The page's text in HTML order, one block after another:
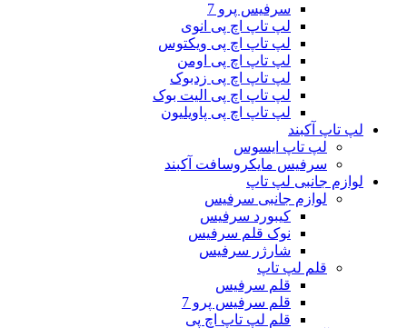
سرفیس پرو 7
لپ تاپ اچ پی انوی
لپ تاپ اچ پی ویکتوس
لپ تاپ اچ پی اومن
لپ تاپ اچ پی زدبوک
لپ تاپ اچ پی الیت بوک
لپ تاپ اچ پی پاویلیون
لپ تاپ آکبند
لپ تاپ ایسوس
سرفیس مایکروسافت آکبند
لوازم جانبی لپ تاپ
لوازم جانبی سرفیس
کیبورد سرفیس
نوک قلم سرفیس
شارژر سرفیس
قلم لپ تاپ
قلم سرفیس
قلم سرفیس پرو 7
قلم لپ تاپ اچ پی